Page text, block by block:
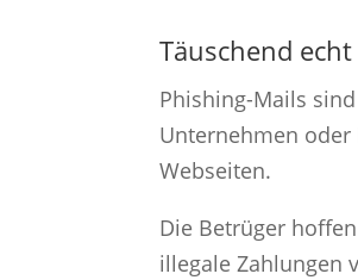
Täuschend
Phishing-Mails
Unternehmen
Webseiten.
Die Betrüger
illegale Zahlungen